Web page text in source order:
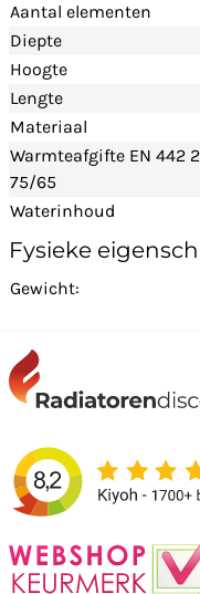
Aantal elementen
Diepte
Hoogte
Lengte
Materiaal
Warmteafgifte EN 442
75/65
Waterinhoud
Fysieke
Gewicht: